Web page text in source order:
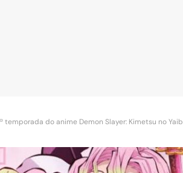
do anime Demon Slayer: Kimetsu no